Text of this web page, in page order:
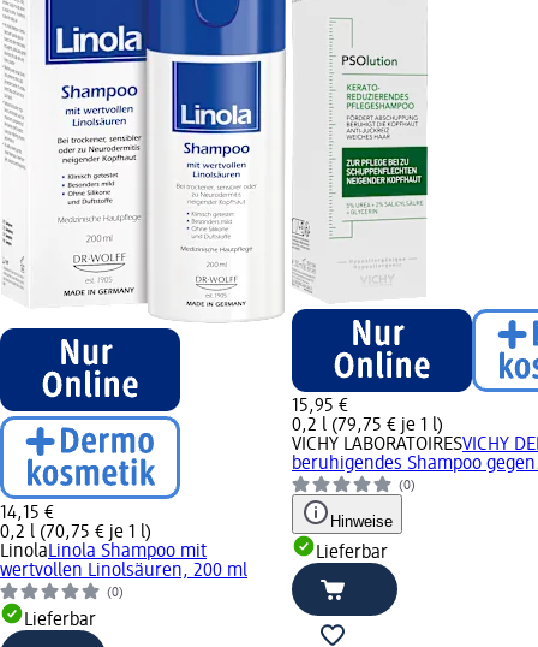
14,15 €
0,2 l (70,75 € je 1 l)
LinolaLinola Shampoo mit
wertvollen Linolsäuren, 200 ml
(0)
Lieferbar
15,95 €
0,2 l (79,75 € je 1 l)
VICHY LABORATOIRESVICHY
beruhigendes Shampoo
(0)
Hinweise
Lieferbar